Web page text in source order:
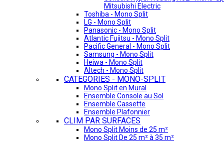
Mitsubishi Electric
Toshiba - Mono Split
LG - Mono Split
Panasonic - Mono Split
Atlantic Fujitsu - Mono Split
Pacific General - Mono Split
Samsung - Mono Split
Heiwa - Mono Split
Altech - Mono Split
CATEGORIES - MONO-SPLIT
Mono Split en Mural
Ensemble Console au Sol
Ensemble Cassette
Ensemble Plafonnier
CLIM PAR SURFACES
Mono Split Moins de 25 m²
Mono Split De 25 m² à 35 m²